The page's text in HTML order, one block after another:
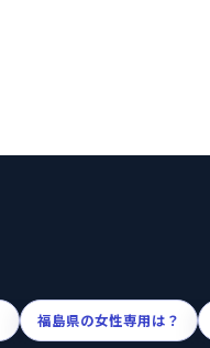
福島県の女性専用は？